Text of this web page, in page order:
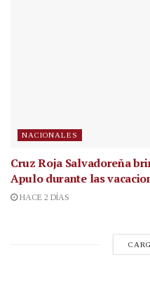
NACIONALES
Cruz Roja Salvadoreña
Apulo durante las
HACE 2 DÍAS